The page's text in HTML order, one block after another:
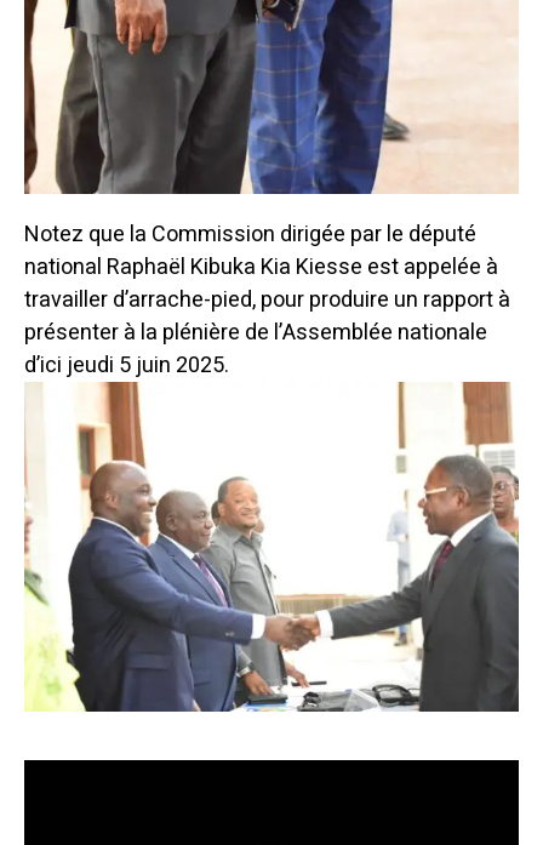
Notez que la Commission dirigée par le député
national Raphaël Kibuka Kia Kiesse est appelée à
travailler d’arrache-pied, pour produire un rapport à
présenter à la plénière de l’Assemblée nationale
d’ici jeudi 5 juin 2025.